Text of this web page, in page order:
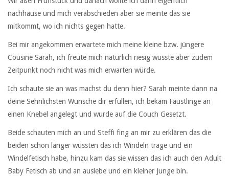
nachhause und mich verabschieden aber sie meinte das sie
mitkommt, wo ich nichts gegen hatte.
Bei mir angekommen erwartete mich meine kleine bzw. jüngere
Cousine Sarah, ich freute mich natürlich riesig wusste aber zudem
Zeitpunkt noch nicht was mich erwarten würde.
Ich schaute sie an was machst du denn hier? Sarah meinte dann na
deine Sehnlichsten Wünsche dir erfüllen, ich bekam Fäustlinge an
einen Knebel angelegt und wurde auf die Couch Gesetzt.
Beide schauten mich an und Steffi fing an mir zu erklären das die
beiden schon länger wüssten das ich Windeln trage und ein
Windelfetisch habe, hinzu kam das sie wissen das ich auch den Adult
Baby Fetisch ab und an auslebe und ein kleiner Junge bin.